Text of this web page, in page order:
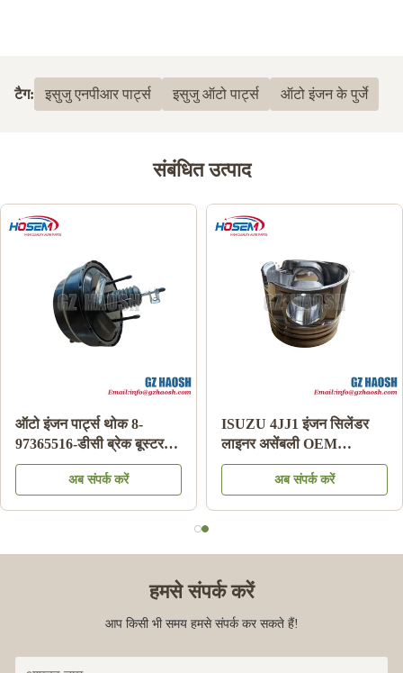
टैग: इसुजु एनपीआर पार्ट्स इसुजु ऑटो पार्ट्स ऑटो इंजन के पुर्जे
संबंधित उत्पाद
ऑटो इंजन पार्ट्स थोक 8-
97365516-डीसी ब्रेक बूस्टर
इसुजु डीमैक्स 03-06 के लिए
अब संपर्क करें
ISUZU 4JJ1 इंजन सिलेंडर
लाइनर असेंबली OEM
रिप्लेसमेंट 3 महीने की वारंटी
अब संपर्क करें
हमसे संपर्क करें
आप किसी भी समय हमसे संपर्क कर सकते हैं!